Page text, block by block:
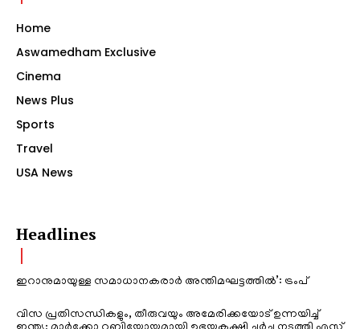
Home
Aswamedham Exclusive
Cinema
News Plus
Sports
Travel
USA News
Headlines
ഇറാനുമായുള്ള സമാധാനകരാർ അന്തിമഘട്ടത്തിൽ‌’: ട്രംപ്
വിസ പ്രതിസന്ധികളും, തീരുവയും അമേരിക്കയോട് ഉന്നയിച്ച്